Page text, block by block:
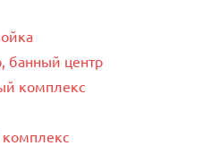
банный центр
комплекс